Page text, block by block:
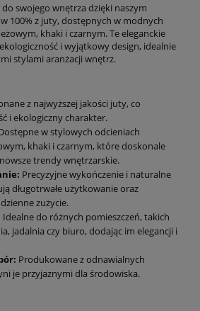
swojego wnętrza dzięki naszym
100% z juty, dostępnych w modnych
khaki i czarnym. Te eleganckie
i wyjątkowy design, idealnie
stylami aranżacji wnętrz.
z najwyższej jakości juty, co
i ekologiczny charakter.
w stylowych odcieniach
khaki i czarnym, które doskonale
trendy wnętrzarskie.
Precyzyjne wykończenie i naturalne
długotrwałe użytkowanie oraz
zużycie.
Idealne do różnych pomieszczeń, takich
jadalnia czy biuro, dodając im elegancji i
Produkowane z odnawialnych
je przyjaznymi dla środowiska.